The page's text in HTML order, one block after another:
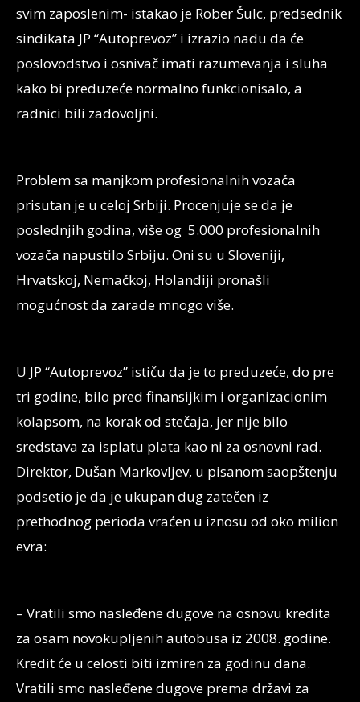
svim zaposlenim- istakao je Rober Šulc, predsednik
sindikata JP “Autoprevoz” i izrazio nadu da će
poslovodstvo i osnivač imati razumevanja i sluha
kako bi preduzeće normalno funkcionisalo, a
radnici bili zadovoljni.
Problem sa manjkom profesionalnih vozača
prisutan je u celoj Srbiji. Procenjuje se da je
poslednjih godina, više og 5.000 profesionalnih
vozača napustilo Srbiju. Oni su u Sloveniji,
Hrvatskoj, Nemačkoj, Holandiji pronašli
mogućnost da zarade mnogo više.
U JP “Autoprevoz” ističu da je to preduzeće, do pre
tri godine, bilo pred finansijkim i organizacionim
kolapsom, na korak od stečaja, jer nije bilo
sredstava za isplatu plata kao ni za osnovni rad.
Direktor, Dušan Markovljev, u pisanom saopštenju
podsetio je da je ukupan dug zatečen iz
prethodnog perioda vraćen u iznosu od oko milion
evra:
– Vratili smo nasleđene dugove na osnovu kredita
za osam novokupljenih autobusa iz 2008. godine.
Kredit će u celosti biti izmiren za godinu dana.
Vratili smo nasleđene dugove prema državi za